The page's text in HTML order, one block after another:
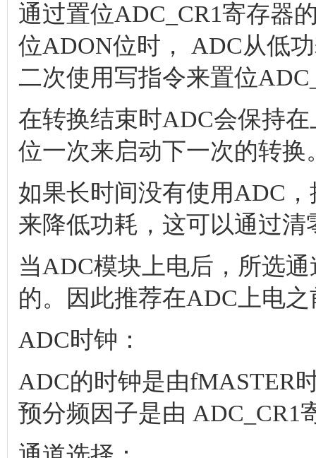
通过置位ADC_CR1寄存器
位ADON位时， ADC从低
二次使用写指令来置位
在转换结束时ADC会保持
位一次来启动下一次的转换
如果长时间没有使用ADC
来降低功耗，这可以通过
当ADC模块上电后，所选
的。因此推荐在ADC上电
ADC时钟：
ADC的时钟是由fMASTER
预分频因子是由 ADC_CR1